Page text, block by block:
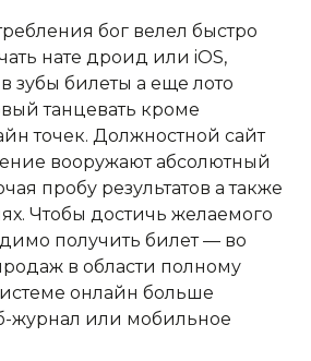
бог велел быстро
нате дроид или iOS,
зубы билеты а еще лото
танцевать кроме
точек. Должностной сайт
вооружают абсолютный
пробу результатов а также
Чтобы достичь желаемого
получить билет — во
в области полному
онлайн больше
журнал или мобильное